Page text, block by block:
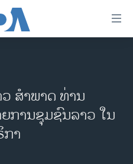
ລັດ 2024
ສຳພາດ ທ່ານ
ການຊຸມຊົນລາວ ໃນ
າ